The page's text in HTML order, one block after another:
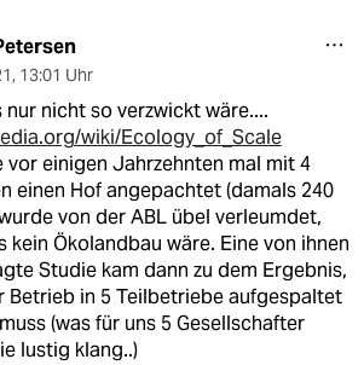
, 13:01 Uhr
nur nicht so verzwickt wäre....
wiki/Ecology_of_Scale
vor einigen Jahrzehnten mal mit 4
einen Hof angepachtet (damals 240
von der ABL übel verleumdet,
kein Ökolandbau wäre. Eine von ihnen
Studie kam dann zu dem Ergebnis,
Betrieb in 5 Teilbetriebe aufgespaltet
(was für uns 5 Gesellschafter
lustig klang..)